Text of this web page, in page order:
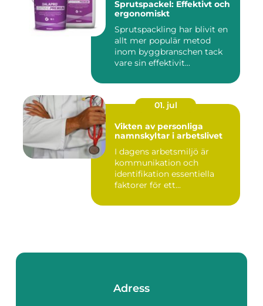
Sprutspackel: Effektivt och
ergonomiskt
Sprutspackling har blivit en
allt mer populär metod
inom byggbranschen tack
vare sin effektivit...
01. jul
Vikten av personliga
namnskyltar i arbetslivet
I dagens arbetsmiljö är
kommunikation och
identifikation essentiella
faktorer för ett...
Adress